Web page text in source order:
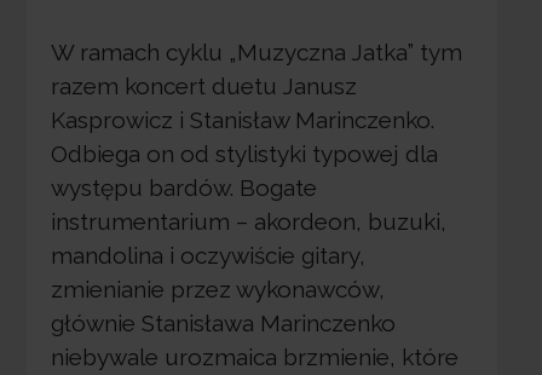
W ramach cyklu „Muzyczna Jatka” tym
razem koncert duetu Janusz
Kasprowicz i Stanisław Marinczenko.
Odbiega on od stylistyki typowej dla
występu bardów. Bogate
instrumentarium – akordeon, buzuki,
mandolina i oczywiście gitary,
zmienianie przez wykonawców,
głównie Stanisława Marinczenko
niebywale urozmaica brzmienie, które